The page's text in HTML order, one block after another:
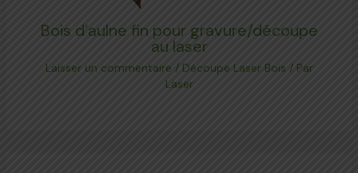
Bois d’aulne fin pour gravure/découpe
au laser
Laisser un commentaire / Découpe Laser Bois / Par
Laser